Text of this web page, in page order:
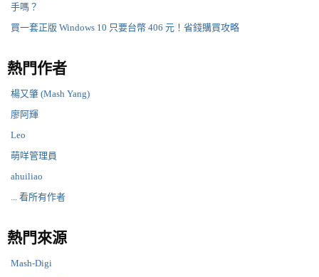
手嗎？
買一套正版 Windows 10 只要台幣 406 元！省錢購買攻略
熱門作者
楊又肇 (Mash Yang)
廖阿輝
Leo
萌咩管理員
ahuiliao
... 看所有作者
熱門來源
Mash-Digi